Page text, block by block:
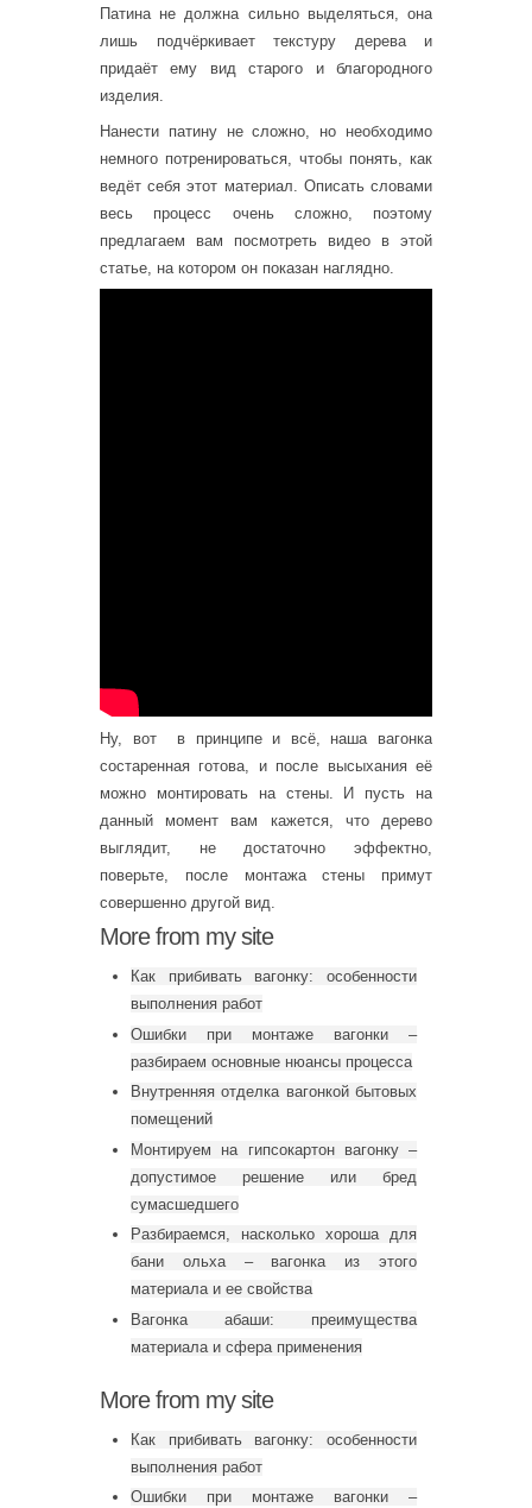
Патина не должна сильно выделяться, она
лишь подчёркивает текстуру дерева и
придаёт ему вид старого и благородного
изделия.
Нанести патину не сложно, но необходимо
немного потренироваться, чтобы понять, как
ведёт себя этот материал. Описать словами
весь процесс очень сложно, поэтому
предлагаем вам посмотреть видео в этой
статье, на котором он показан наглядно.
Ну, вот в принципе и всё, наша вагонка
состаренная готова, и после высыхания её
можно монтировать на стены. И пусть на
данный момент вам кажется, что дерево
выглядит, не достаточно эффектно,
поверьте, после монтажа стены примут
совершенно другой вид.
More from my site
Как прибивать вагонку: особенности
выполнения работ
Ошибки при монтаже вагонки –
разбираем основные нюансы процесса
Внутренняя отделка вагонкой бытовых
помещений
Монтируем на гипсокартон вагонку –
допустимое решение или бред
сумасшедшего
Разбираемся, насколько хороша для
бани ольха – вагонка из этого
материала и ее свойства
Вагонка абаши: преимущества
материала и сфера применения
More from my site
Как прибивать вагонку: особенности
выполнения работ
Ошибки при монтаже вагонки –